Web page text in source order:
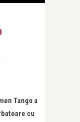
Tango a
cu